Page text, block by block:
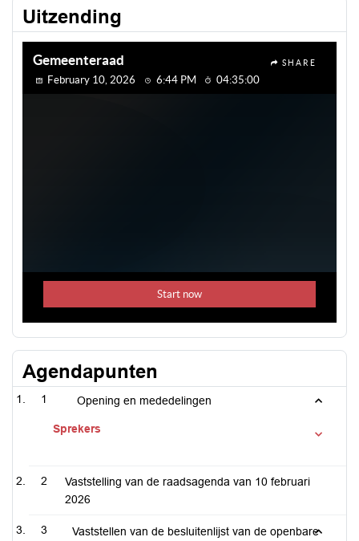
Uitzending
Agendapunten
1 Opening en mededelingen
Sprekers
2
Vaststelling van de raadsagenda van 10 februari
2026
3
Vaststellen van de besluitenlijst van de openbare